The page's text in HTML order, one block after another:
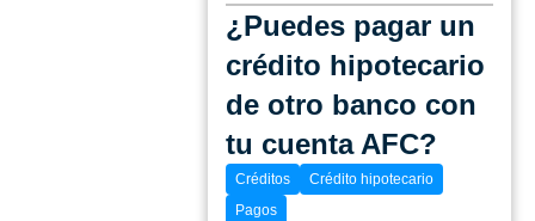
¿Puedes pagar un
crédito hipotecario
de otro banco con
tu cuenta AFC?
Créditos
Crédito hipotecario
Pagos